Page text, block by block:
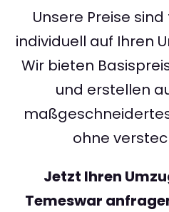
Unsere Preise
individuell auf Ihren
Wir bieten
und erstellen
ohne
Jetzt Ihren
Temeswar